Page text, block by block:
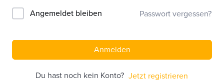
Angemeldet bleiben Passwort vergessen?
Anmelden
Du hast noch kein Konto? Jetzt registrieren